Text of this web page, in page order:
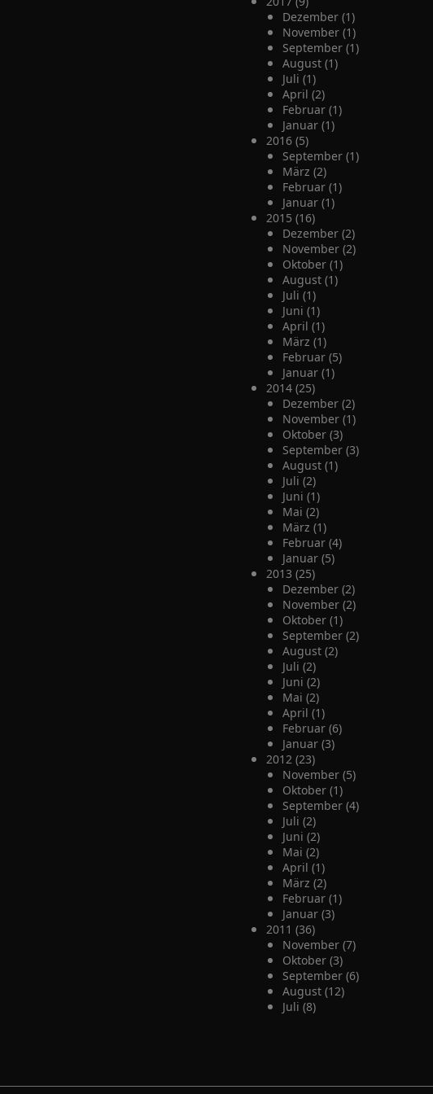
Dezember (1)
November (1)
September (1)
August (1)
Juli (1)
April (2)
Februar (1)
Januar (1)
2016 (5)
September (1)
März (2)
Februar (1)
Januar (1)
2015 (16)
Dezember (2)
November (2)
Oktober (1)
August (1)
Juli (1)
Juni (1)
April (1)
März (1)
Februar (5)
Januar (1)
2014 (25)
Dezember (2)
November (1)
Oktober (3)
September (3)
August (1)
Juli (2)
Juni (1)
Mai (2)
März (1)
Februar (4)
Januar (5)
2013 (25)
Dezember (2)
November (2)
Oktober (1)
September (2)
August (2)
Juli (2)
Juni (2)
Mai (2)
April (1)
Februar (6)
Januar (3)
2012 (23)
November (5)
Oktober (1)
September (4)
Juli (2)
Juni (2)
Mai (2)
April (1)
März (2)
Februar (1)
Januar (3)
2011 (36)
November (7)
Oktober (3)
September (6)
August (12)
Juli (8)